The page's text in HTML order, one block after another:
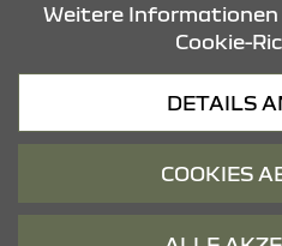
Datenschutz
© 2026 Dacia
Weitere Informationen
Cookie-
DETAILS
COOKIES